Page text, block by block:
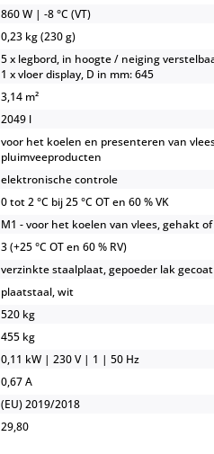
860 W | -8 °C (VT)
0,23 kg (230 g)
5 x legbord, in hoogte / neiging
1 x vloer display, D in mm: 645
3,14 m²
2049 l
voor het koelen en presenteren van
pluimveeproducten
elektronische controle
0 tot 2 °C bij 25 °C OT en 60 % VK
M1 - voor het koelen van vlees, gehakt
3 (+25 °C OT en 60 % RV)
verzinkte staalplaat, gepoeder lak gecoat
plaatstaal, wit
520 kg
455 kg
0,11 kW | 230 V | 1 | 50 Hz
0,67 A
(EU) 2019/2018
29,80